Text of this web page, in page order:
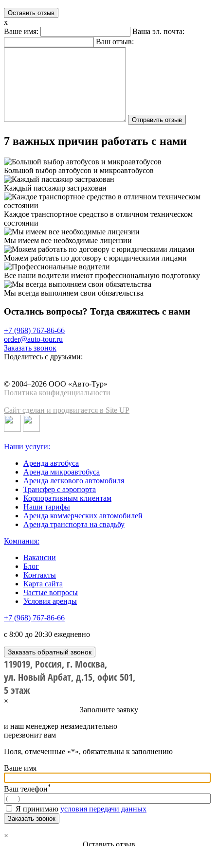
Оставить отзыв
x
Ваше имя:
Ваша эл. почта:
Ваш отзыв:
7 важных причин работать с нами
Большой выбор автобусов и микроавтобусов
Каждый пассажир застрахован
Каждое транспортное средство в отличном техническом
состоянии
Мы имеем все необходимые лицензии
Можем работать по договору с юридическими лицами
Все наши водители имеют профессиональную подготовку
Мы всегда выполняем свои обязательства
Остались вопросы? Тогда свяжитесь с нами
+7 (968) 767-86-66
order@auto-tour.ru
Заказать звонок
Поделитесь с друзьями:
© 2004–2026 ООО «Авто-Тур»
Политика конфиденциальности
Сайт сделан и продвигается в Site UP
Наши услуги:
Аренда автобуса
Аренда микроавтобуса
Аренда легкового автомобиля
Трансфер с аэропорта
Корпоративным клиентам
Наши тарифы
Аренда коммерческих автомобилей
Аренда транспорта на свадьбу
Компания:
Вакансии
Блог
Контакты
Карта сайта
Частые вопросы
Условия аренды
+7 (968) 767-86-66
с 8:00 до 20:30 ежедневно
Заказать обратный звонок
119019, Россия, г. Москва,
ул. Новый Арбат, д.15, офис 501,
5 этаж
×
Заполните заявку
и наш менеджер незамедлительно
перезвонит вам
Поля, отмеченные «*», обязательны к заполнению
Ваше имя
Ваш телефон*
Я принимаю условия передачи данных
Заказать звонок
×